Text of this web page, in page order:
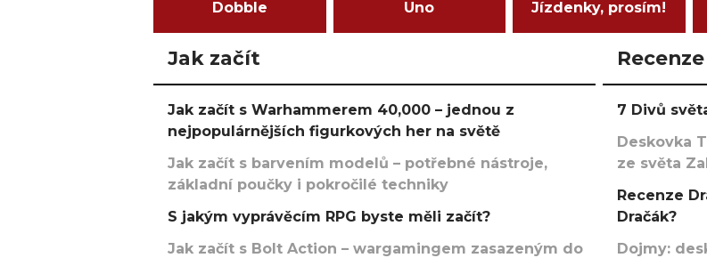
Dobble Uno Jízdenky, prosím!
Jak začít
Jak začít s Warhammerem 40,000 – jednou z
nejpopulárnějších figurkových her na světě
Jak začít s barvením modelů – potřebné nástroje,
základní poučky i pokročilé techniky
S jakým vyprávěcím RPG byste měli začít?
Jak začít s Bolt Action – wargamingem zasazeným do
Recenze
7 Divů
Deskovka
ze světa
Recenze
Dračák?
Dojmy: